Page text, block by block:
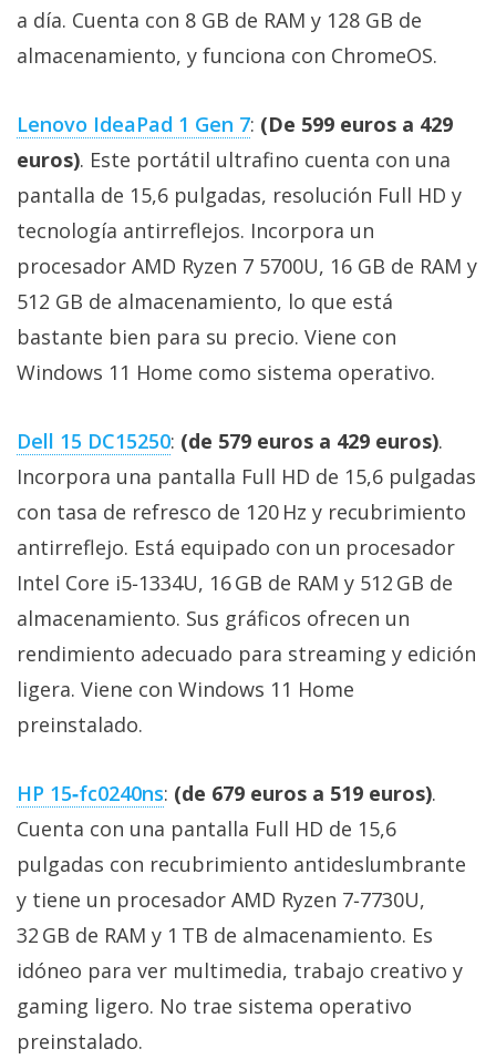
noticias sobre
tecnología,
móviles,
informática,
videojuegos,
comparativas,
trucos y
tutoriales.
Informático
(CC) 2006-
derechos
reservados
a día. Cuenta con 8 GB de RAM y 128 GB de
almacenamiento, y funciona con ChromeOS.
Lenovo IdeaPad 1 Gen 7: (De 599 euros a 429
euros). Este portátil ultrafino cuenta con una
pantalla de 15,6 pulgadas, resolución Full HD y
tecnología antirreflejos. Incorpora un
procesador AMD Ryzen 7 5700U, 16 GB de RAM y
512 GB de almacenamiento, lo que está
bastante bien para su precio. Viene con
Windows 11 Home como sistema operativo.
Dell 15 DC15250: (de 579 euros a 429 euros).
Incorpora una pantalla Full HD de 15,6 pulgadas
con tasa de refresco de 120 Hz y recubrimiento
antirreflejo. Está equipado con un procesador
Intel Core i5‑1334U, 16 GB de RAM y 512 GB de
almacenamiento. Sus gráficos ofrecen un
rendimiento adecuado para streaming y edición
ligera. Viene con Windows 11 Home
preinstalado.
HP 15‑fc0240ns: (de 679 euros a 519 euros).
Cuenta con una pantalla Full HD de 15,6
pulgadas con recubrimiento antideslumbrante
y tiene un procesador AMD Ryzen 7‑7730U,
32 GB de RAM y 1 TB de almacenamiento. Es
idóneo para ver multimedia, trabajo creativo y
gaming ligero. No trae sistema operativo
preinstalado.